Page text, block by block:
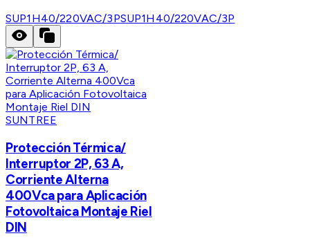
SUP1H40/220VAC/3PSUP1H40/220VAC/3P
SUNTREE
Protección Térmica/
Interruptor 2P, 63 A,
Corriente Alterna
400Vca para Aplicación
Fotovoltaica Montaje Riel
DIN